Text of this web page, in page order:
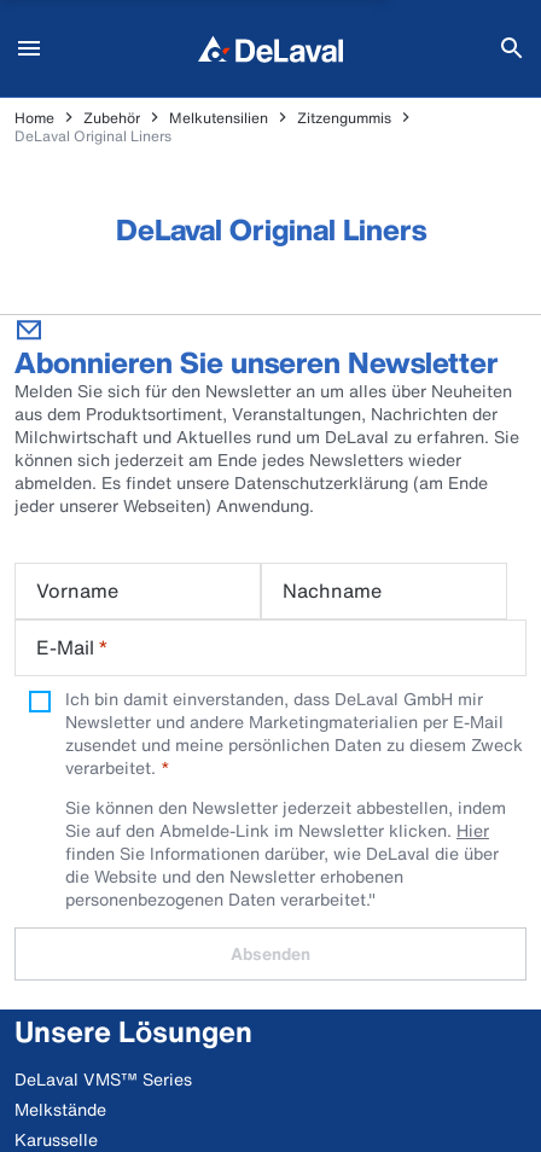
Home Zubehör Melkutensilien
Zitzengummis
DeLaval Original Liners
DeLaval Original Liners
Abonnieren Sie unseren Newsletter
Melden Sie sich für den Newsletter an um alles über Neuheiten
aus dem Produktsortiment, Veranstaltungen, Nachrichten der
Milchwirtschaft und Aktuelles rund um DeLaval zu erfahren. Sie
können sich jederzeit am Ende jedes Newsletters wieder
abmelden. Es findet unsere Datenschutzerklärung (am Ende
jeder unserer Webseiten) Anwendung.
Vorname
Nachname
E-Mail *
Ich bin damit einverstanden, dass DeLaval GmbH mir
Newsletter und andere Marketingmaterialien per E-Mail
zusendet und meine persönlichen Daten zu diesem Zweck
verarbeitet.
Sie können den Newsletter jederzeit abbestellen, indem
Sie auf den Abmelde-Link im Newsletter klicken. Hier
finden Sie Informationen darüber, wie DeLaval die über
die Website und den Newsletter erhobenen
personenbezogenen Daten verarbeitet."
Absenden
Unsere Lösungen
DeLaval VMS™ Series
Melkstände
Karusselle